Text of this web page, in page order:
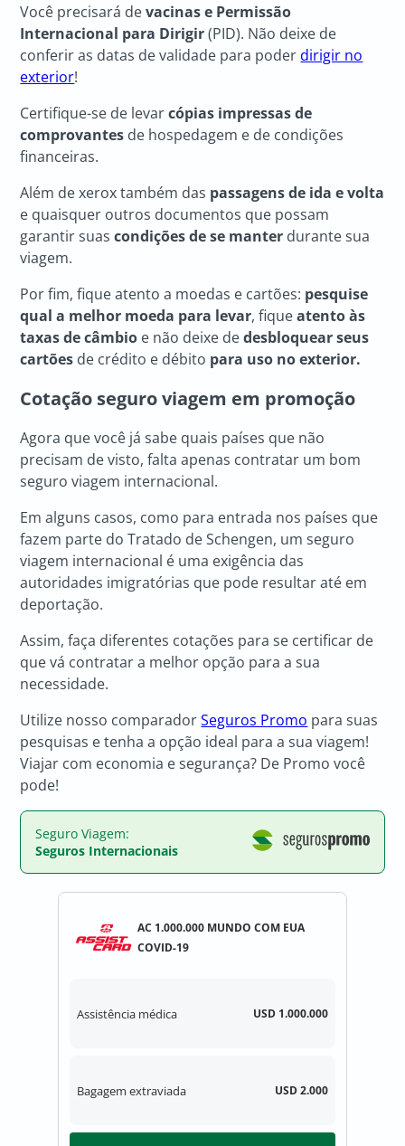
Você precisará devacinas e Permissão
Internacional para Dirigir(PID). Não deixe de
conferir as datas de validade para poderdirigir no
exterior!
Certifique-se de levarcópias impressas de
comprovantes de hospedagem e de condições
financeiras.
Além de xerox também das passagens de ida e volta
e quaisquer outros documentos que possam
garantir suascondições de se manter durante sua
viagem.
Por fim, fique atento a moedas e cartões: pesquise
qual a melhor moeda para levar, fiqueatento às
taxas de câmbio e não deixe dedesbloquear seus
cartões de crédito e débito para uso no exterior.
Cotação seguro viagem em promoção
Agora que você já sabe quais países que não
precisam de visto, falta apenas contratar um bom
seguro viagem internacional.
Em alguns casos, como para entrada nos países que
fazem parte do Tratado de Schengen, um seguro
viagem internacional é uma exigência das
autoridades imigratórias que pode resultar até em
deportação.
Assim, faça diferentes cotações para se certificar de
que vá contratar a melhor opção para a sua
necessidade.
Utilize nosso comparadorSeguros Promo para suas
pesquisas e tenha a opção ideal para a sua viagem!
Viajar com economia e segurança? De Promo você
pode!
Seguro Viagem:
Seguros Internacionais
AC 1.000.000 MUNDO COM EUA
COVID-19
Assistência médica USD 1.000.000
Bagagem extraviada USD 2.000